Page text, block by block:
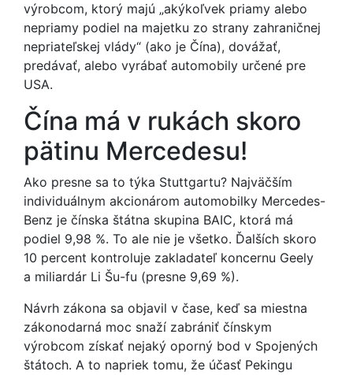
výrobcom, ktorý majú „akýkoľvek priamy alebo
nepriamy podiel na majetku zo strany zahraničnej
nepriateľskej vlády“ (ako je Čína), dovážať,
predávať, alebo vyrábať automobily určené pre
USA.
Čína má v rukách skoro
pätinu Mercedesu!
Ako presne sa to týka Stuttgartu? Najväčším
individuálnym akcionárom automobilky Mercedes-
Benz je čínska štátna skupina BAIC, ktorá má
podiel 9,98 %. To ale nie je všetko. Ďalších skoro
10 percent kontroluje zakladateľ koncernu Geely
a miliardár Li Šu-fu (presne 9,69 %).
Návrh zákona sa objavil v čase, keď sa miestna
zákonodarná moc snaží zabrániť čínskym
výrobcom získať nejaký oporný bod v Spojených
štátoch. A to napriek tomu, že účasť Pekingu